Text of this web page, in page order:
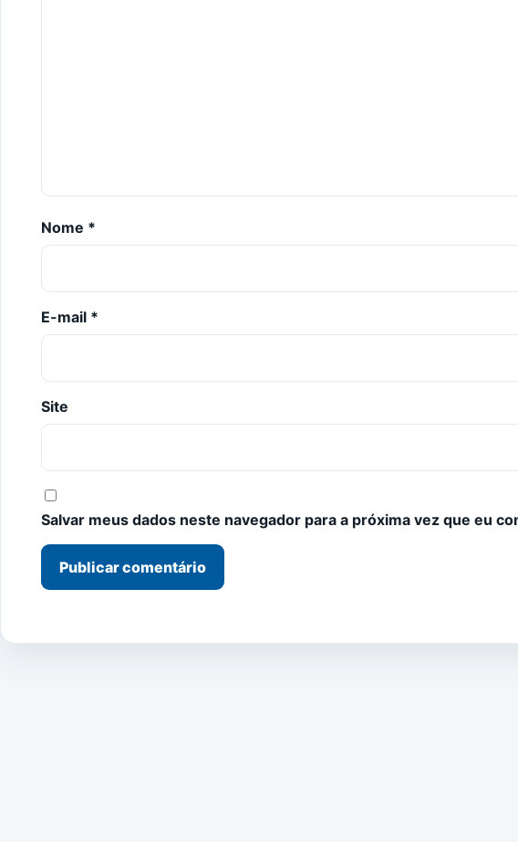
Nome *
E-mail *
Site
Salvar meus dados neste navegador para a próxima vez que eu